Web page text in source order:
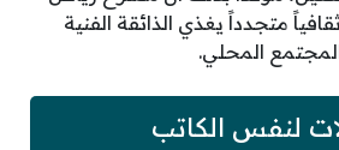
متجدداً يغذي الذائقة الفنية
المحلي.
لنفس الكاتب